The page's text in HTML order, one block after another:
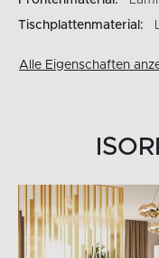
Tischplattenmaterial:
Alle Eigenschaften